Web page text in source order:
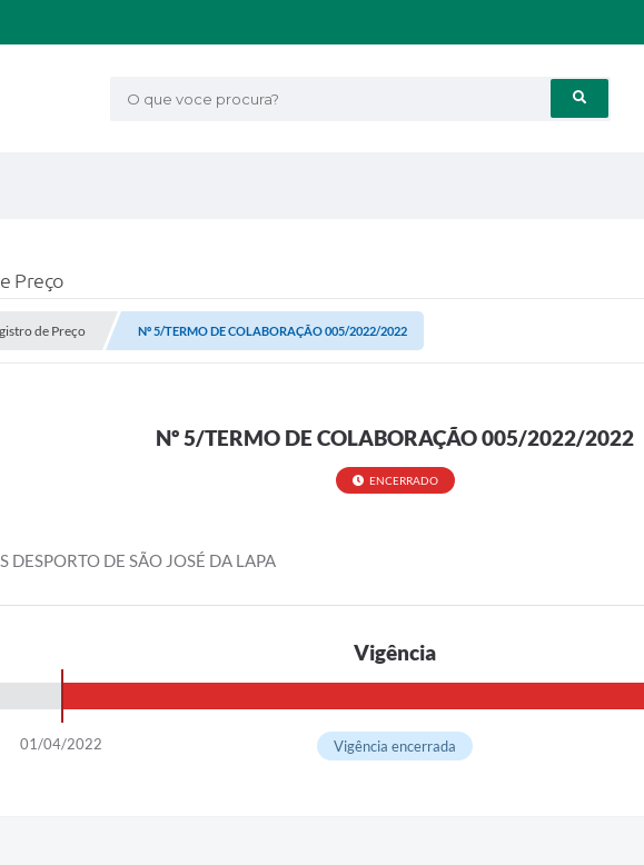
O que voce procura?
Preço
de Preço Nº 5/TERMO DE COLABORAÇÃO 005/2022/2022
Nº 5/TERMO DE COLABORAÇÃO 005/2022/2022
ENCERRADO
DESPORTO DE SÃO JOSÉ DA LAPA
Vigência
01/04/2022 Vigência encerrada